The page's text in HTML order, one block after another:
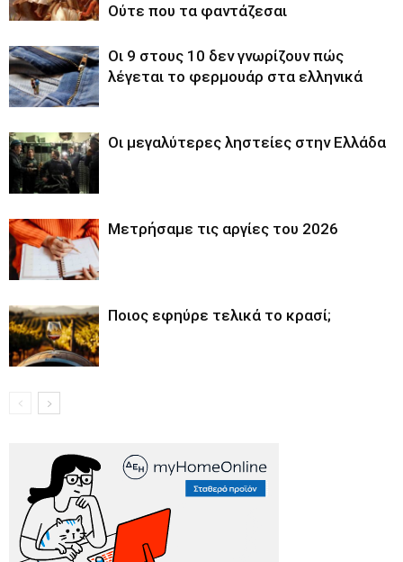
Ούτε που τα φαντάζεσαι
Οι 9 στους 10 δεν γνωρίζουν πώς
λέγεται το φερμουάρ στα ελληνικά
Οι μεγαλύτερες ληστείες στην Ελλάδα
Μετρήσαμε τις αργίες του 2026
Ποιος εφηύρε τελικά το κρασί;